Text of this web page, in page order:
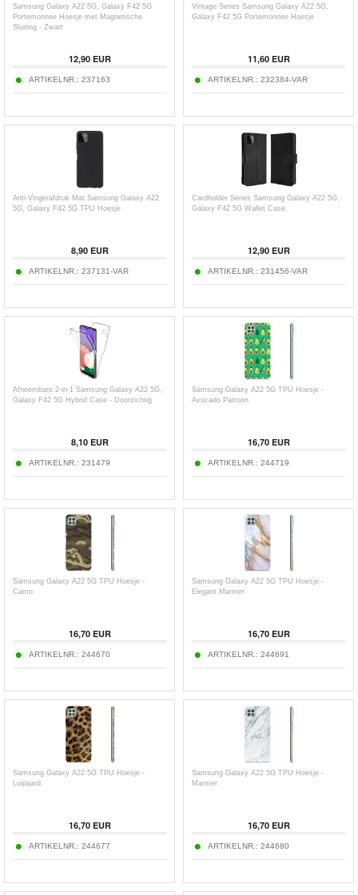
Samsung Galaxy A22 5G, Galaxy F42 5G
Portemonnee Hoesje met Magnetische
Sluiting - Zwart
12,90EUR
ARTIKELNR.: 237163
Vintage Series Samsung Galaxy A22 5G,
Galaxy F42 5G Portemonnee Hoesje
11,60EUR
ARTIKELNR.: 232384-VAR
Anti-Vingerafdruk Mat Samsung Galaxy A22
5G, Galaxy F42 5G TPU Hoesje
8,90EUR
ARTIKELNR.: 237131-VAR
Cardholder Series Samsung Galaxy A22 5G,
Galaxy F42 5G Wallet Case
12,90EUR
ARTIKELNR.: 231456-VAR
Afneembare 2-in-1 Samsung Galaxy A22 5G,
Galaxy F42 5G Hybrid Case - Doorzichtig
8,10EUR
ARTIKELNR.: 231479
Samsung Galaxy A22 5G TPU Hoesje -
Avocado Patroon
16,70EUR
ARTIKELNR.: 244719
Samsung Galaxy A22 5G TPU Hoesje -
Camo
16,70EUR
ARTIKELNR.: 244670
Samsung Galaxy A22 5G TPU Hoesje -
Elegant Marmer
16,70EUR
ARTIKELNR.: 244691
Samsung Galaxy A22 5G TPU Hoesje -
Luipaard
16,70EUR
ARTIKELNR.: 244677
Samsung Galaxy A22 5G TPU Hoesje -
Marmer
16,70EUR
ARTIKELNR.: 244680